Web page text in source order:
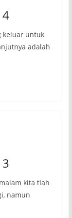
keluar untuk
adalah
kita tlah
namun